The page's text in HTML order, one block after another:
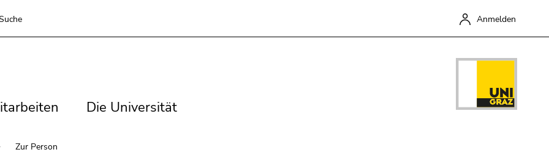
Anmelden
Die
Universität
Die Universität
Zur Person